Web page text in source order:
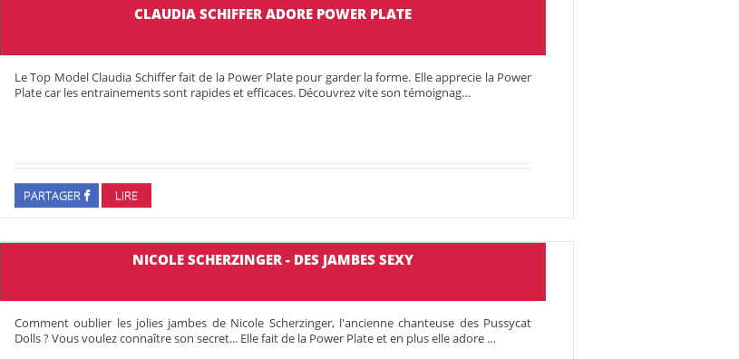
CLAUDIA SCHIFFER ADORE POWER PLATE
Le Top Model Claudia Schiffer fait de la Power Plate pour garder la forme. Elle apprecie la Power
Plate car les entrainements sont rapides et efficaces. Découvrez vite son témoignag…
PARTAGER LIRE
NICOLE SCHERZINGER - DES JAMBES SEXY
Comment oublier les jolies jambes de Nicole Scherzinger, l'ancienne chanteuse des Pussycat
Dolls ? Vous voulez connaître son secret... Elle fait de la Power Plate et en plus elle adore …